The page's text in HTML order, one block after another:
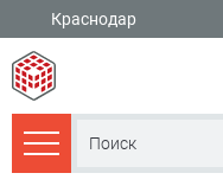
Краснодар
Каталог товаров